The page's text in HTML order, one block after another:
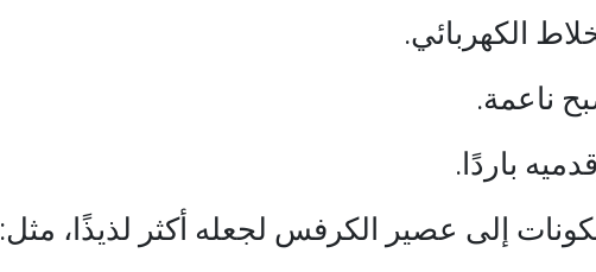
إلى عصير الكرفس لجعله أكثر لذيذًا، مثل: